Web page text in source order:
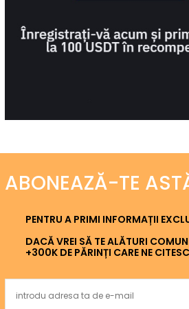
ABONEAZĂ-TE
PENTRU A PRIMI INFORMAȚII
DACĂ VREI SĂ TE ALĂTURI
+300K DE PĂRINȚI CARE NE